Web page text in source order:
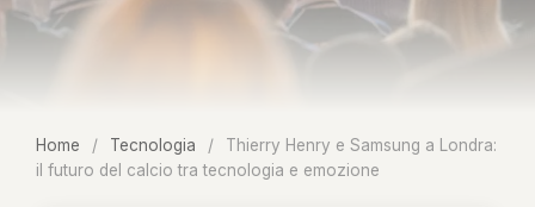
Home / Tecnologia /
Thierry Henry e Samsung a Londra:
il futuro del calcio tra tecnologia e emozione